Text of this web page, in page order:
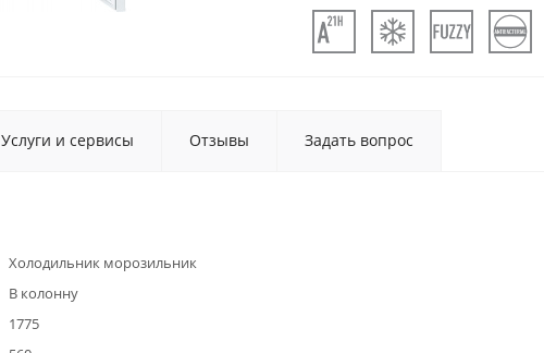
Услуги и сервисы Отзывы Задать вопрос
Холодильник морозильник
В колонну
1775